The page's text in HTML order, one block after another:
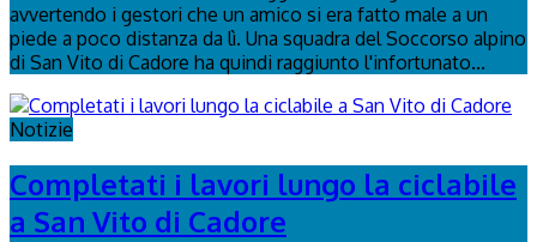
avvertendo i gestori che un amico si era fatto male a un
piede a poco distanza da lì. Una squadra del Soccorso alpino
di San Vito di Cadore ha quindi raggiunto l'infortunato...
Notizie
Completati i lavori lungo la ciclabile
a San Vito di Cadore